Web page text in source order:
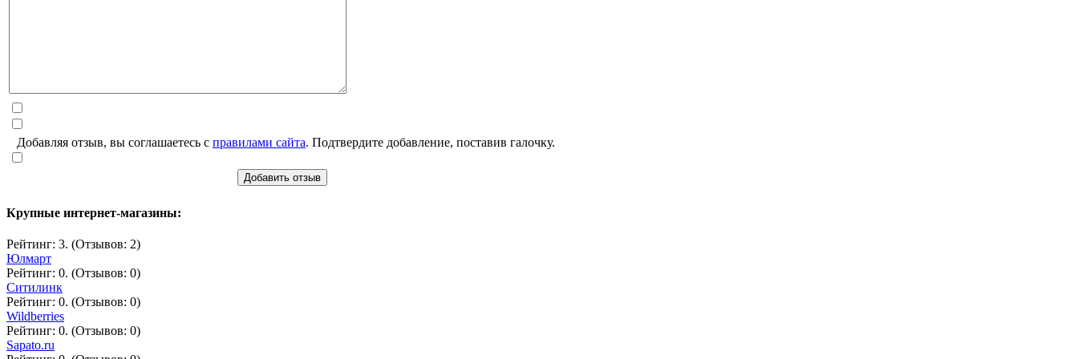
Добавляя отзыв, вы соглашаетесь с правилами сайта. Подтвердите добавление, поставив галочку.
Добавить отзыв
Крупные интернет-магазины:
Рейтинг: 3. (Отзывов: 2)
Юлмарт
Рейтинг: 0. (Отзывов: 0)
Ситилинк
Рейтинг: 0. (Отзывов: 0)
Wildberries
Рейтинг: 0. (Отзывов: 0)
Sapato.ru